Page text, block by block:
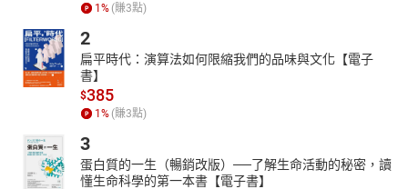
種情況。請決定你們要賭正正還是反反，如果擲出正反就是我贏，
如果都沒有猜中雙方就平手。」
•嫌犯偽造證詞：「我在海邊看海待了很長一段時間，停在港口
的船隻側面原本看得到海鷗圖案，後來因為漲潮，海鷗圖案就隱沒
在大海裡了。」
【庫洛提點】運用數學、科學、邏輯推理——
• 先算一算價格，每一抽分別是幾元呢？
• 仔細想一想每種情況出現的機率哦！
• 漲潮之後，浮在海上的船會有變化嗎？
1 % (賺3點)
2
扁平時代：演算法如何限縮我們的品味與文化【電子
書】
$385
1 % (賺3點)
3
蛋白質的一生（暢銷改版）──了解生命活動的秘密，讀
懂生命科學的第一本書【電子書】